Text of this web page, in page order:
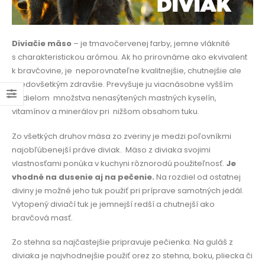
Diviačie mäso – je tmavočervenej farby, jemne vláknité
s charakteristickou arómou. Ak ho prirovnáme ako ekvivalent
k bravčovine, je neporovnateľne kvalitnejšie, chutnejšie ale
predovšetkým zdravšie. Prevyšuje ju viacnásobne vyšším
podielom množstva nenasýtených mastných kyselín,
vitamínov a minerálov pri nižšom obsahom tuku.
Zo všetkých druhov mäsa zo zveriny je medzi poľovníkmi
najobľúbenejší práve diviak. Mäso z diviaka svojimi
vlastnosťami ponúka v kuchyni rôznorodú použiteľnosť. Je
vhodné na dusenie aj na pečenie. Na rozdiel od ostatnej
diviny je možné jeho tuk použiť pri príprave samotných jedál.
Vytopený diviačí tuk je jemnejší redší a chutnejší ako
bravčová masť.
Zo stehna sa najčastejšie pripravuje pečienka. Na guláš z
diviaka je najvhodnejšie použiť orez zo stehna, boku, pliecka či